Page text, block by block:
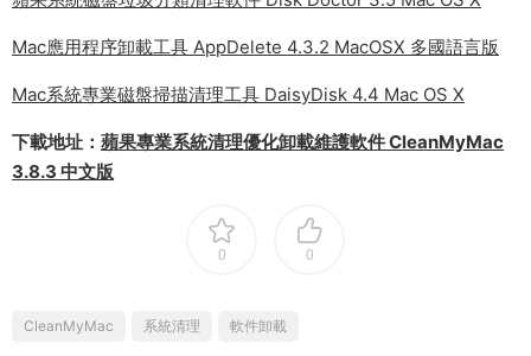
Mac應用程序卸載工具 AppDelete 4.3.2 MacOSX 多國語言版
Mac系統專業磁盤掃描清理工具 DaisyDisk 4.4 Mac OS X
下載地址： 蘋果專業系統清理優化卸載維護軟件 CleanMyMac
3.8.3 中文版
0 0
CleanMyMac 系統清理 軟件卸載